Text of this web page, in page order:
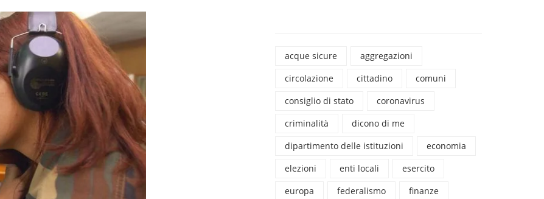
acque sicure
aggregazioni
circolazione
cittadino
comuni
consiglio di stato
coronavirus
criminalità
dicono di me
dipartimento delle istituzioni
economia
elezioni
enti locali
esercito
europa
federalismo
finanze